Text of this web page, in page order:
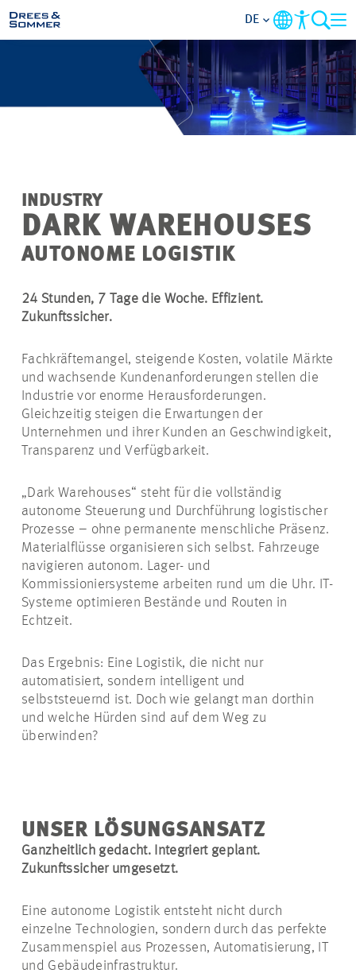
MARKETS
SERVICES
IM FOKUS
KARRIERE
PROJEKTE
KONTAKT
DE
INDUSTRY
DARK WAREHOUSES
AUTONOME LOGISTIK
24 Stunden, 7 Tage die Woche. Effizient.
Zukunftssicher.
Fachkräftemangel, steigende Kosten, volatile Märkte
und wachsende Kundenanforderungen stellen die
Industrie vor enorme Herausforderungen.
Gleichzeitig steigen die Erwartungen der
Unternehmen und ihrer Kunden an Geschwindigkeit,
Transparenz und Verfügbarkeit.
„Dark Warehouses“ steht für die vollständig
autonome Steuerung und Durchführung logistischer
Prozesse – ohne permanente menschliche Präsenz.
Materialflüsse organisieren sich selbst. Fahrzeuge
navigieren autonom. Lager- und
Kommissioniersysteme arbeiten rund um die Uhr. IT-
Systeme optimieren Bestände und Routen in
Echtzeit.
Das Ergebnis: Eine Logistik, die nicht nur
automatisiert, sondern intelligent und
selbststeuernd ist. Doch wie gelangt man dorthin
und welche Hürden sind auf dem Weg zu
überwinden?
UNSER LÖSUNGSANSATZ
Ganzheitlich gedacht. Integriert geplant.
Zukunftssicher umgesetzt.
Eine autonome Logistik entsteht nicht durch
einzelne Technologien, sondern durch das perfekte
Zusammenspiel aus Prozessen, Automatisierung, IT
und Gebäudeinfrastruktur.